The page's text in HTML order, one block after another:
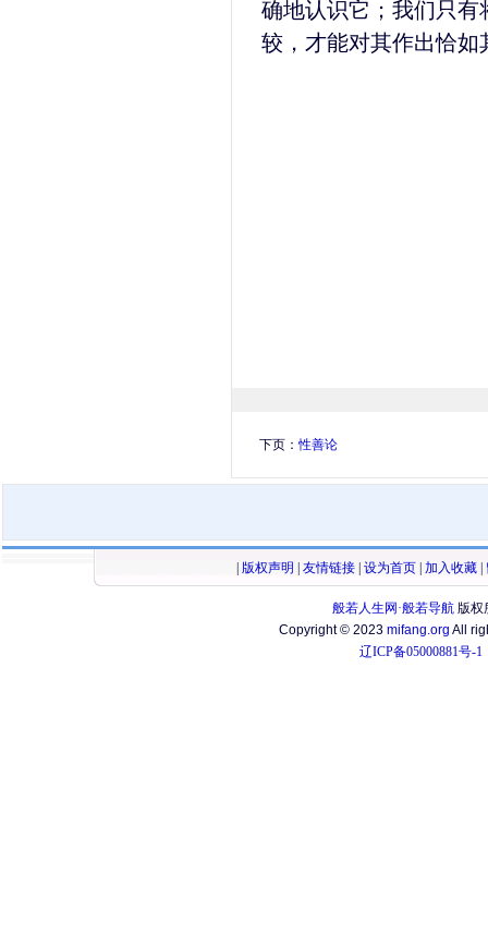
确地认识它；我们只
较，才能对其作出恰如
下页：性善论
版权声明 友情链接 设为首页 加入收藏
般若人生网·般若导航版权
Copyright © 2023 mifang.org All
辽ICP备05000881号-1